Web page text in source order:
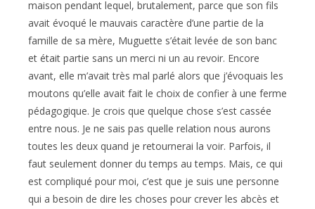
maison pendant lequel, brutalement, parce que son fils
avait évoqué le mauvais caractère d’une partie de la
famille de sa mère, Muguette s’était levée de son banc
et était partie sans un merci ni un au revoir. Encore
avant, elle m’avait très mal parlé alors que j’évoquais les
moutons qu’elle avait fait le choix de confier à une ferme
pédagogique. Je crois que quelque chose s’est cassée
entre nous. Je ne sais pas quelle relation nous aurons
toutes les deux quand je retournerai la voir. Parfois, il
faut seulement donner du temps au temps. Mais, ce qui
est compliqué pour moi, c’est que je suis une personne
qui a besoin de dire les choses pour crever les abcès et